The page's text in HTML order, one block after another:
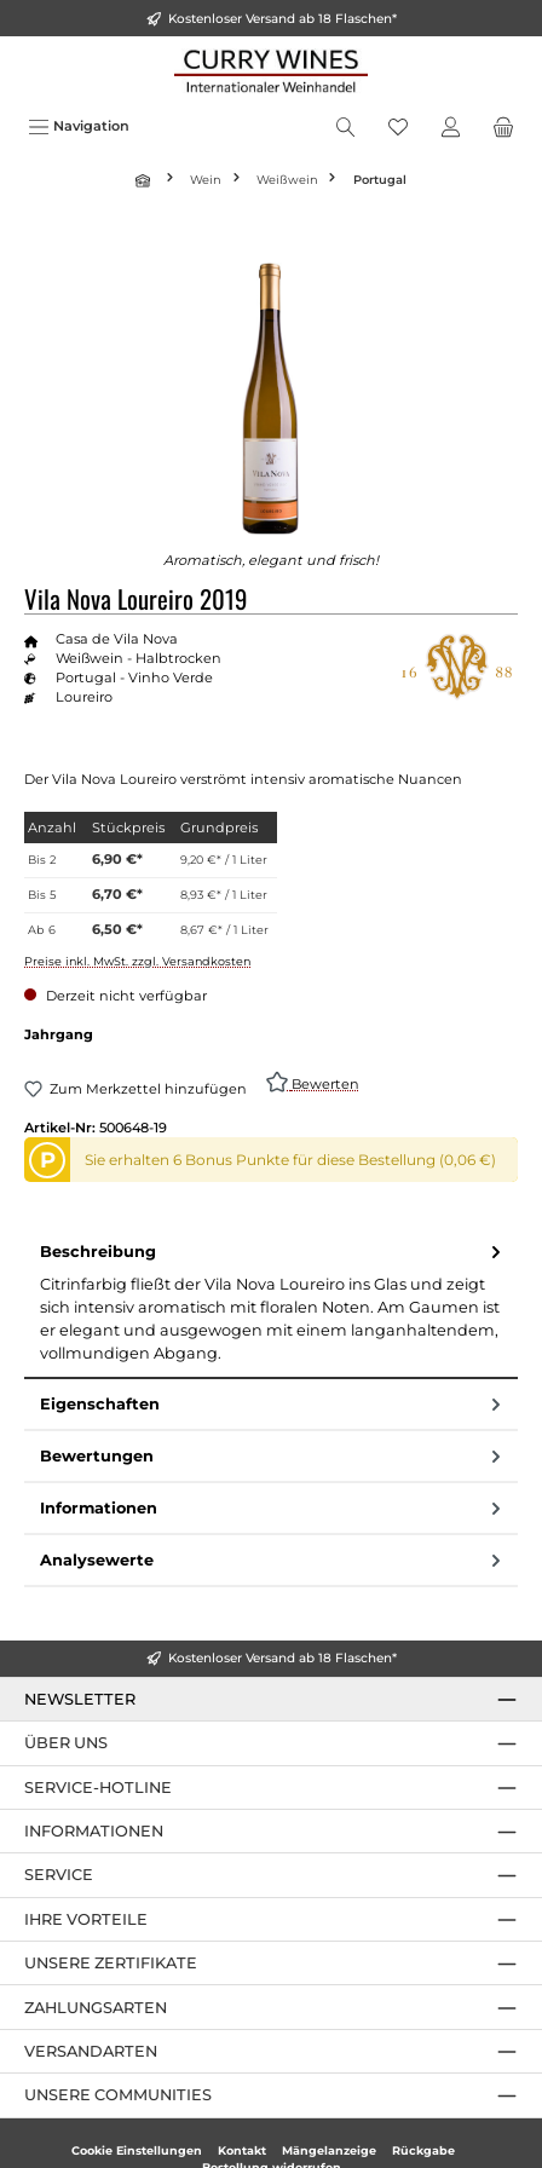
Kostenloser Versand ab 18 Flaschen*
Navigation
Wein Weißwein Portugal
Aromatisch, elegant und frisch!
Vila Nova Loureiro 2019
Casa de Vila Nova
Weißwein - Halbtrocken
Portugal - Vinho Verde
Loureiro
Der Vila Nova Loureiro verströmt intensiv aromatische Nuancen
Anzahl Stückpreis Grundpreis
Bis2 6,90 €* 9,20 €* / 1 Liter
Bis5 6,70 €* 8,93 €* / 1 Liter
Ab6 6,50 €* 8,67 €* / 1 Liter
Preise inkl. MwSt. zzgl. Versandkosten
Derzeit nicht verfügbar
Jahrgang
Zum Merkzettel hinzufügen Bewerten
Artikel-Nr: 500648-19
P Sie erhalten 6 Bonus Punkte für diese Bestellung (0,06 €)
Beschreibung
Citrinfarbig fließt der Vila Nova Loureiro ins Glas und zeigt
sich intensiv aromatisch mit floralen Noten. Am Gaumen ist
er elegant und ausgewogen mit einem langanhaltendem,
vollmundigen Abgang.
Eigenschaften
Bewertungen
Informationen
Analysewerte
Kostenloser Versand ab 18 Flaschen*
NEWSLETTER
SERVICE-HOTLINE
IHRE VORTEILE
ZAHLUNGSARTEN
ÜBER UNS
UNSERE ZERTIFIKATE
INFORMATIONEN
SERVICE
UNSERE COMMUNITIES
VERSANDARTEN
Cookie Einstellungen Kontakt Mängelanzeige
Rückgabe